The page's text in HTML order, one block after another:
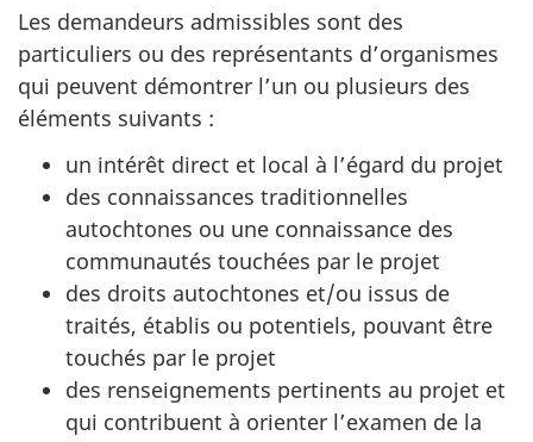
Les demandeurs admissibles sont des
particuliers ou des représentants d’organismes
qui peuvent démontrer l’un ou plusieurs des
éléments suivants :
un intérêt direct et local à l’égard du projet
des connaissances traditionnelles
autochtones ou une connaissance des
communautés touchées par le projet
des droits autochtones et/ou issus de
traités, établis ou potentiels, pouvant être
touchés par le projet
des renseignements pertinents au projet et
qui contribuent à orienter l’examen de la